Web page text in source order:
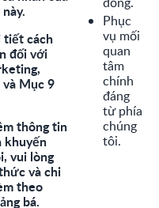
tiết cách
đối với
Mục 9
thông tin
khuyến
vui lòng
và chi
theo
bá.
Phục
vụ mối
quan
tâm
chính
đáng
từ phía
chúng
tôi.